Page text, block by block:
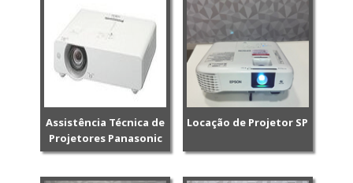
Assistência Técnica de
Projetores Panasonic
Locação de Projetor SP